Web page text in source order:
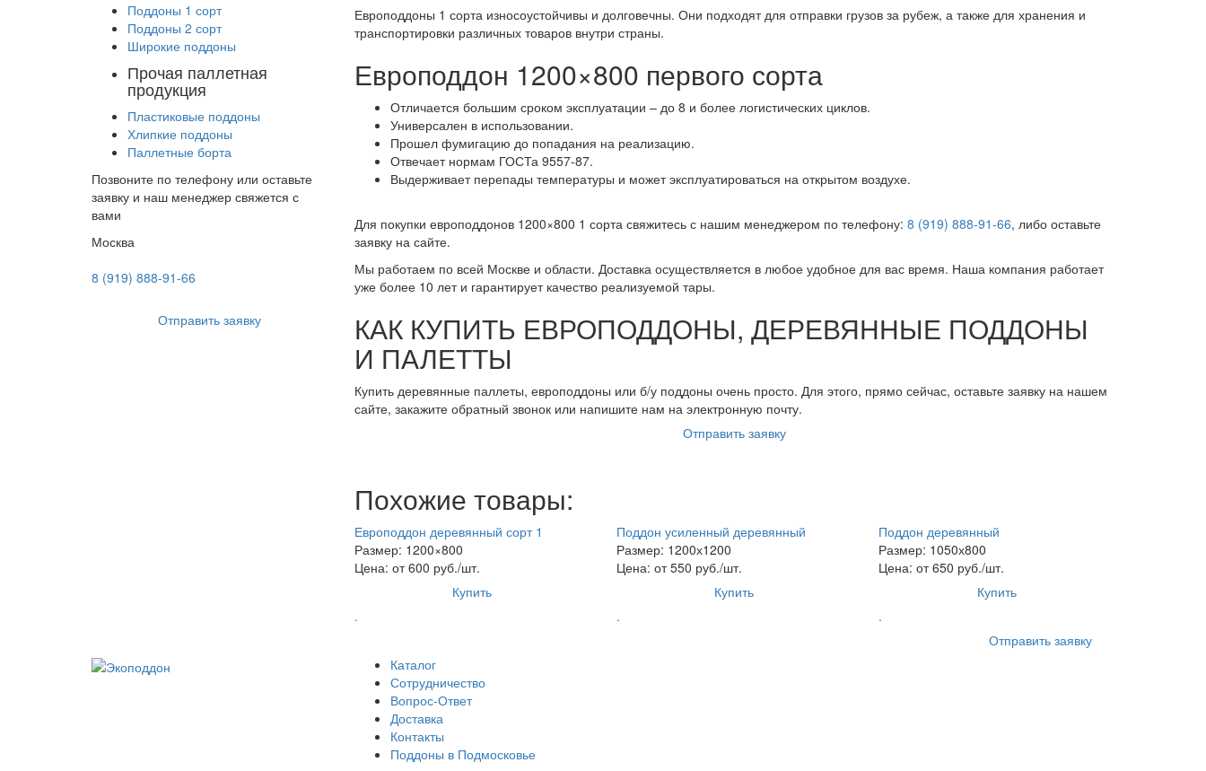
Поддоны 1 сорт
Поддоны 2 сорт
Широкие поддоны
Прочая паллетная
продукция
Пластиковые поддоны
Хлипкие поддоны
Паллетные борта
Позвоните по телефону или оставьте
заявку и наш менеджер свяжется с
вами
Москва
8 (919) 888-91-66
Отправить заявку
Европоддоны 1 сорта износоустойчивы и долговечны. Они подходят для отправки грузов за рубеж, а также для хранения и
транспортировки различных товаров внутри страны.
Европоддон 1200×800 первого сорта
Отличается большим сроком эксплуатации – до 8 и более логистических циклов.
Универсален в использовании.
Прошел фумигацию до попадания на реализацию.
Отвечает нормам ГОСТа 9557-87.
Выдерживает перепады температуры и может эксплуатироваться на открытом воздухе.
Для покупки европоддонов 1200×800 1 сорта свяжитесь с нашим менеджером по телефону: 8 (919) 888-91-66, либо оставьте
заявку на сайте.
Мы работаем по всей Москве и области. Доставка осуществляется в любое удобное для вас время. Наша компания работает
уже более 10 лет и гарантирует качество реализуемой тары.
КАК КУПИТЬ ЕВРОПОДДОНЫ, ДЕРЕВЯННЫЕ ПОДДОНЫ
И ПАЛЕТТЫ
Купить деревянные паллеты, европоддоны или б/у поддоны очень просто. Для этого, прямо сейчас, оставьте заявку на нашем
сайте, закажите обратный звонок или напишите нам на электронную почту.
Отправить заявку
Похожие товары:
Европоддон деревянный сорт 1
Размер: 1200×800
Цена: от 600 руб./шт.
Купить
.
Поддон усиленный деревянный
Размер: 1200х1200
Цена: от 550 руб./шт.
Купить
.
Поддон деревянный
Размер: 1050х800
Цена: от 650 руб./шт.
Купить
.
Отправить заявку
Каталог
Сотрудничество
Вопрос-Ответ
Доставка
Контакты
Поддоны в Подмосковье